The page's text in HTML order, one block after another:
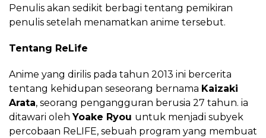
Penulis akan sedikit berbagi tentang pemikiran
penulis setelah menamatkan anime tersebut.
Tentang ReLife
Anime yang dirilis pada tahun 2013 ini bercerita
tentang kehidupan seseorang bernama Kaizaki
Arata, seorang pengangguran berusia 27 tahun. ia
ditawari olehYoake Ryou untuk menjadi subyek
percobaan ReLIFE, sebuah program yang membuat